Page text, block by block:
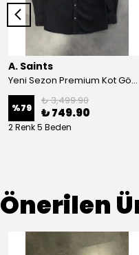
A. Saints
Yeni Sezon Premium Kot Gömlek
%79
₺ 3,499.90
₺ 749.90
2 Renk 5 Beden
Önerilen